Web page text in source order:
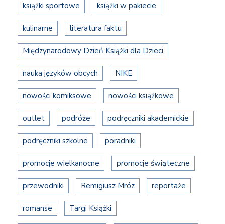
książki sportowe książki w pakiecie
kulinarne literatura faktu
Międzynarodowy Dzień Książki dla Dzieci
nauka języków obcych NIKE
nowości komiksowe nowości książkowe
outlet podróże podręczniki akademickie
podręczniki szkolne poradniki
promocje wielkanocne promocje świąteczne
przewodniki Remigiusz Mróz reportaże
romanse Targi Książki